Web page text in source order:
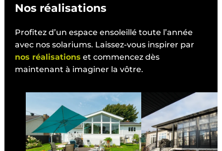
Nos réalisations
Profitez d’un espace ensoleillé toute l’année
avec nos solariums. Laissez-vous inspirer par
nos réalisations et commencez dès
maintenant à imaginer la vôtre.